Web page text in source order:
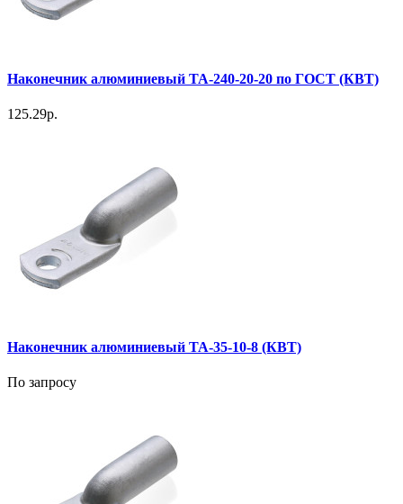
Наконечник алюминиевый ТА-240-20-20 по ГОСТ (КВТ)
125.29р.
Наконечник алюминиевый ТА-35-10-8 (КВТ)
По запросу